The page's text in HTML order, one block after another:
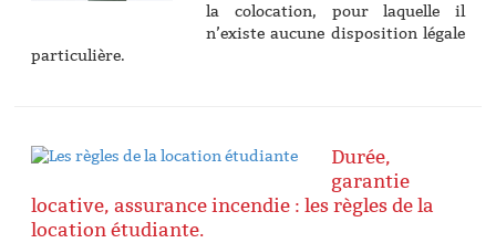
la colocation, pour laquelle il
n’existe aucune disposition légale
particulière.
Durée,
garantie
locative, assurance incendie : les règles de la
location étudiante.